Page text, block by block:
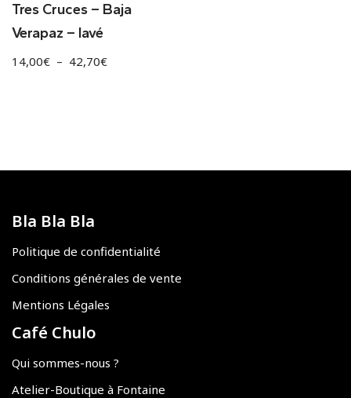
Tres Cruces – Baja
Verapaz – lavé
14,00€ – 42,70€
Bla Bla Bla
Politique de confidentialité
Conditions générales de vente
Mentions Légales
Café Chulo
Qui sommes-nous ?
Atelier-Boutique à Fontaine